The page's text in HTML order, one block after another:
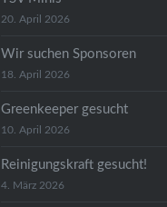
20. April 2026
Wir suchen Sponsoren
18. April 2026
Greenkeeper gesucht
10. April 2026
Reinigungskraft gesucht!
4. März 2026